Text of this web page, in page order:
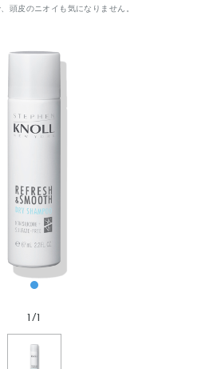
頭皮のニオイも気になりません。
1 /1